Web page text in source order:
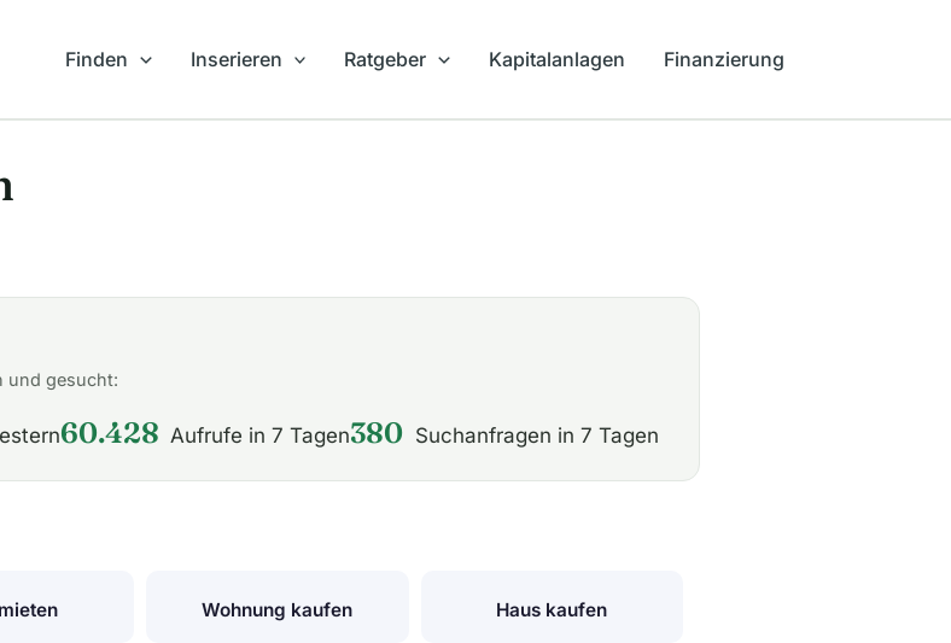
Finden Inserieren Ratgeber Kapitalanlagen Finanzierung
und gesucht:
60.428 Aufrufe in 7 Tagen380 Suchanfragen in 7 Tagen
Wohnung kaufen Haus kaufen